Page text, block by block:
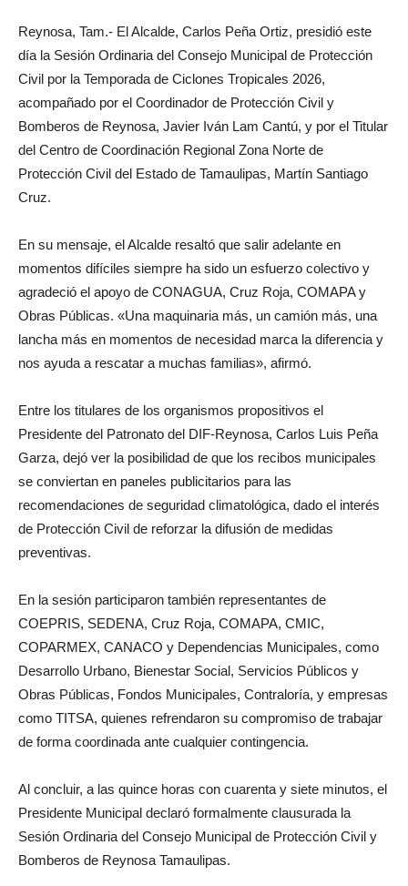
Reynosa, Tam.- El Alcalde, Carlos Peña Ortiz, presidió este
día la Sesión Ordinaria del Consejo Municipal de Protección
Civil por la Temporada de Ciclones Tropicales 2026,
acompañado por el Coordinador de Protección Civil y
Bomberos de Reynosa, Javier Iván Lam Cantú, y por el Titular
del Centro de Coordinación Regional Zona Norte de
Protección Civil del Estado de Tamaulipas, Martín Santiago
Cruz.
En su mensaje, el Alcalde resaltó que salir adelante en
momentos difíciles siempre ha sido un esfuerzo colectivo y
agradeció el apoyo de CONAGUA, Cruz Roja, COMAPA y
Obras Públicas. «Una maquinaria más, un camión más, una
lancha más en momentos de necesidad marca la diferencia y
nos ayuda a rescatar a muchas familias», afirmó.
Entre los titulares de los organismos propositivos el
Presidente del Patronato del DIF-Reynosa, Carlos Luis Peña
Garza, dejó ver la posibilidad de que los recibos municipales
se conviertan en paneles publicitarios para las
recomendaciones de seguridad climatológica, dado el interés
de Protección Civil de reforzar la difusión de medidas
preventivas.
En la sesión participaron también representantes de
COEPRIS, SEDENA, Cruz Roja, COMAPA, CMIC,
COPARMEX, CANACO y Dependencias Municipales, como
Desarrollo Urbano, Bienestar Social, Servicios Públicos y
Obras Públicas, Fondos Municipales, Contraloría, y empresas
como TITSA, quienes refrendaron su compromiso de trabajar
de forma coordinada ante cualquier contingencia.
Al concluir, a las quince horas con cuarenta y siete minutos, el
Presidente Municipal declaró formalmente clausurada la
Sesión Ordinaria del Consejo Municipal de Protección Civil y
Bomberos de Reynosa Tamaulipas.